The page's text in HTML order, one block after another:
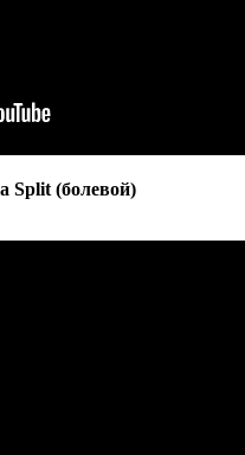
Split (болевой)